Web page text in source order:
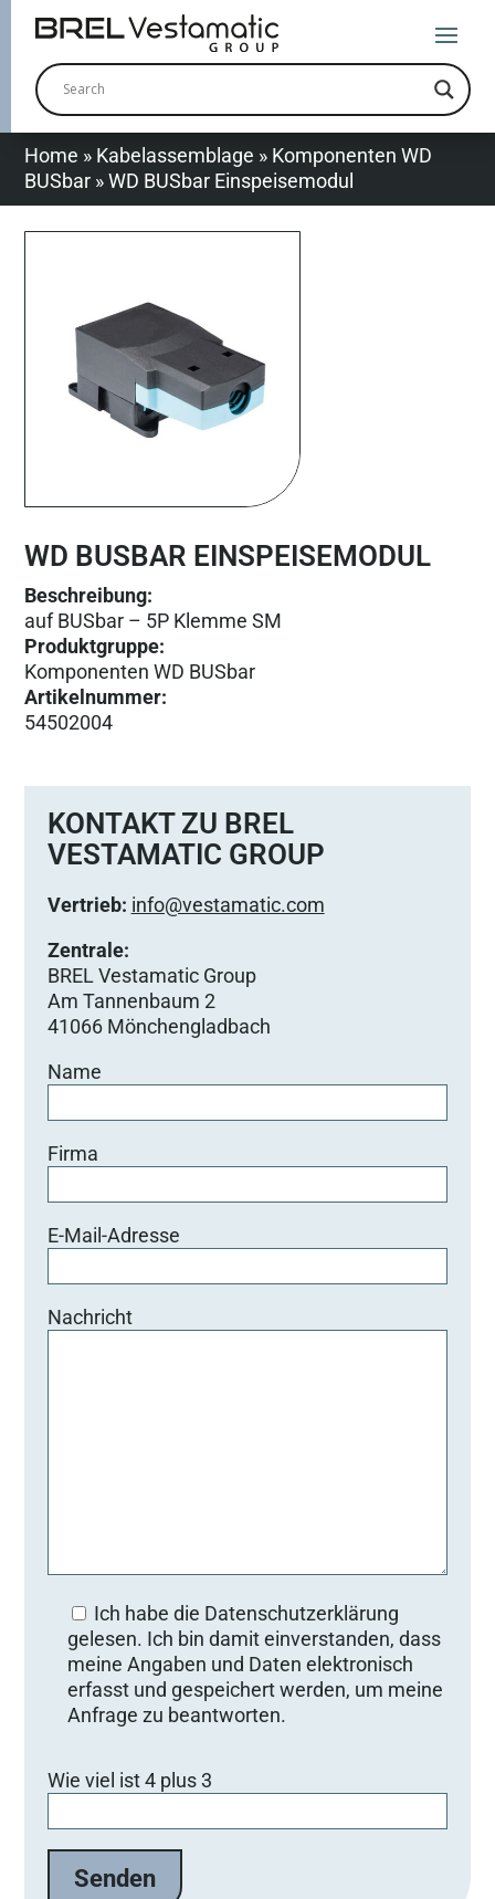
Home » Kabelassemblage » Komponenten WD
BUSbar »WD BUSbar Einspeisemodul
WD BUSBAR EINSPEISEMODUL
Beschreibung:
auf BUSbar – 5P Klemme SM
Produktgruppe:
Komponenten WD BUSbar
Artikelnummer:
54502004
KONTAKT ZU BREL
VESTAMATIC GROUP
Vertrieb: info@vestamatic.com
Zentrale:
BREL Vestamatic Group
Am Tannenbaum 2
41066 Mönchengladbach
Name
Firma
E-Mail-Adresse
Nachricht
Ich habe die Datenschutzerklärung
gelesen. Ich bin damit einverstanden, dass
meine Angaben und Daten elektronisch
erfasst und gespeichert werden, um meine
Anfrage zu beantworten.
Wie viel ist 4 plus 3